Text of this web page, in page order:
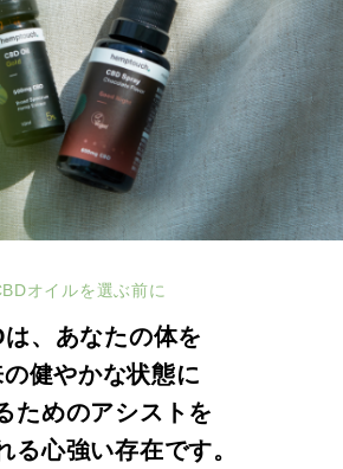
オイルを選ぶ前に
、あなたの体を
健やかな状態に
ためのアシストを
る心強い存在です。